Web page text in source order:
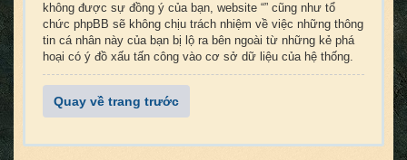
không được sự đồng ý của bạn, website “” cũng như tổ
chức phpBB sẽ không chịu trách nhiệm về việc những thông
tin cá nhân này của bạn bị lộ ra bên ngoài từ những kẻ phá
hoại có ý đồ xấu tấn công vào cơ sở dữ liệu của hệ thống.
Quay về trang trước